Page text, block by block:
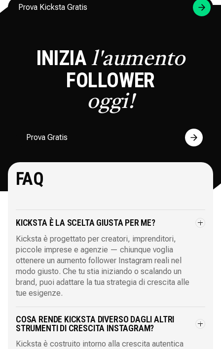
Prova Kicksta Gratis
INIZIA l'aumento
FOLLOWER
oggi!
Prova Gratis
FAQ
KICKSTA È LA SCELTA GIUSTA PER ME?
Kicksta è progettato per creatori, imprenditori,
piccole imprese e agenzie — chiunque voglia
ottenere un aumento follower Instagram reali nel
modo giusto. Che tu stia iniziando o scalando un
brand, puoi adattare la tua strategia di crescita alle
tue esigenze.
COSA RENDE KICKSTA DIVERSO DAGLI ALTRI
STRUMENTI DI CRESCITA INSTAGRAM?
Kicksta è costruito intorno alla crescita autentica